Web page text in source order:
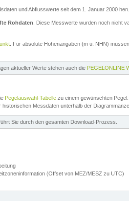
und Abflusswerte seit dem 1. Januar 2000
Rohdaten . Diese Messwerte wurden noch nicht
. Für absolute Höhenangaben (m ü. NHN)
aktueller Werte stehen auch die PEGELONLINE
Pegelauswahl-Tabelle zu einem gewünschten
Messdaten unterhalb der
Sie durch den gesamten Download-Prozess.
(Offset von MEZ/MESZ zu UTC)